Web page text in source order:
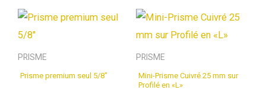
PRISME
Prisme premium seul 5/8″
PRISME
Mini-Prisme Cuivré 25 mm sur
Profilé en «L»